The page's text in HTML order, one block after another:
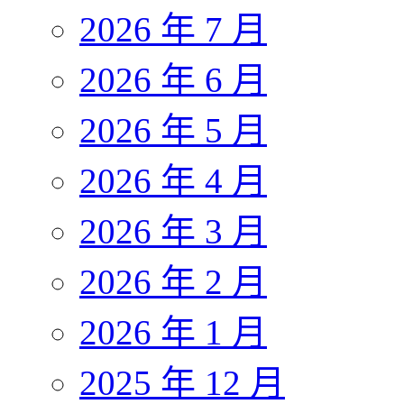
2026 年 7 月
2026 年 6 月
2026 年 5 月
2026 年 4 月
2026 年 3 月
2026 年 2 月
2026 年 1 月
2025 年 12 月